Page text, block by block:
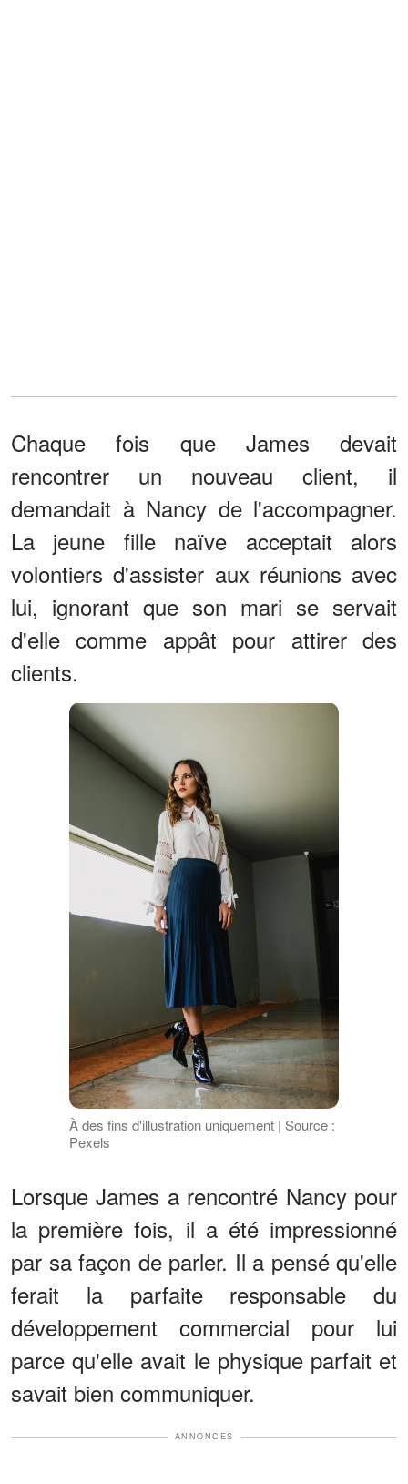
Chaque fois que James devait
rencontrer un nouveau client, il
demandait à Nancy de l'accompagner.
La jeune fille naïve acceptait alors
volontiers d'assister aux réunions avec
lui, ignorant que son mari se servait
d'elle comme appât pour attirer des
clients.
À des fins d'illustration uniquement | Source :
Pexels
Lorsque James a rencontré Nancy pour
la première fois, il a été impressionné
par sa façon de parler. Il a pensé qu'elle
ferait la parfaite responsable du
développement commercial pour lui
parce qu'elle avait le physique parfait et
savait bien communiquer.
ANNONCES